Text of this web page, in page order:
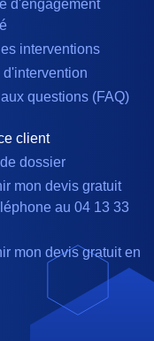
d'engagement
interventions
questions (FAQ)
client
dossier
mon devis gratuit
au 04 13 33
mon devis gratuit en